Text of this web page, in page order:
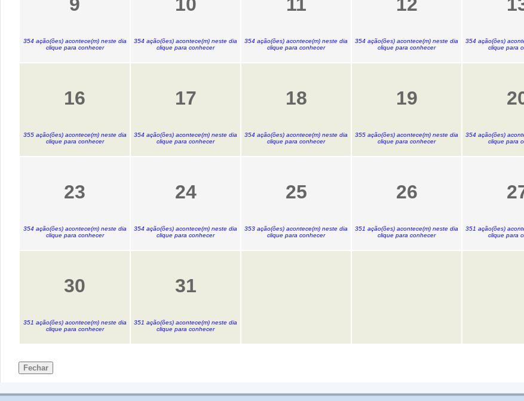
9
354 ação(ões) acontece(m) neste dia
clique para conhecer
10
354 ação(ões) acontece(m) neste dia
clique para conhecer
11
354 ação(ões) acontece(m) neste dia
clique para conhecer
12
354 ação(ões) acontece(m) neste dia
clique para conhecer
354 ação(ões)
clique para
16
355 ação(ões) acontece(m) neste dia
clique para conhecer
17
354 ação(ões) acontece(m) neste dia
clique para conhecer
18
354 ação(ões) acontece(m) neste dia
clique para conhecer
19
355 ação(ões) acontece(m) neste dia
clique para conhecer
354 ação(ões)
clique para
23
354 ação(ões) acontece(m) neste dia
clique para conhecer
24
354 ação(ões) acontece(m) neste dia
clique para conhecer
25
353 ação(ões) acontece(m) neste dia
clique para conhecer
26
351 ação(ões) acontece(m) neste dia
clique para conhecer
351 ação(ões)
clique para
30
351 ação(ões) acontece(m) neste dia
clique para conhecer
31
351 ação(ões) acontece(m) neste dia
clique para conhecer
Fechar